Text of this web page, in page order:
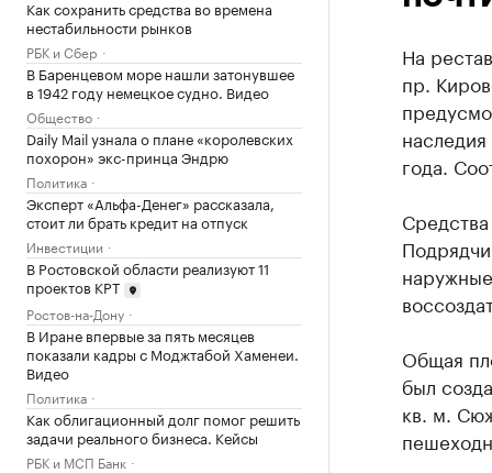
Как сохранить средства во времена
нестабильности рынков
РБК и Сбер
В Баренцевом море нашли затонувшее
в 1942 году немецкое судно. Видео
Общество
Daily Mail узнала о плане «королевских
похорон» экс-принца Эндрю
Политика
Эксперт «Альфа-Денег» рассказала,
стоит ли брать кредит на отпуск
Инвестиции
В Ростовской области реализуют 11
проектов КРТ
Ростов-на-Дону
В Иране впервые за пять месяцев
показали кадры с Моджтабой Хаменеи.
Видео
Политика
Как облигационный долг помог решить
задачи реального бизнеса. Кейсы
РБК и МСП Банк
На
пр.
года.
Общая
был
кв. м.